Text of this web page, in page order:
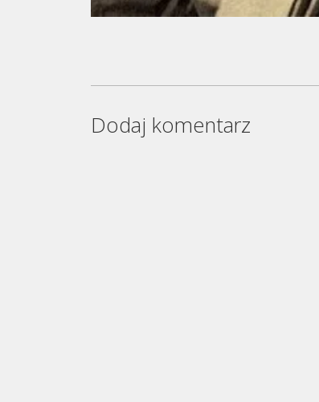
Dodaj komentarz